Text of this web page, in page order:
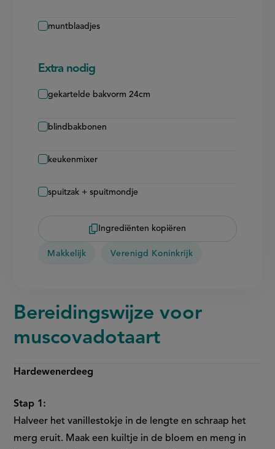
muntblaadjes
Extra nodig
gekartelde bakvorm 24cm
blindbakbonen
keukenmixer
spuitzak + spuitmondje
Ingrediënten kopiëren
Makkelijk Verenigd Koninkrijk
Bereidingswijze voor
muscovadotaart
Hardewenerdeeg
Stap 1:
Halveer het vanillestokje in de lengte en schraap het
merg eruit. Maak een kuiltje in de bloem en meng in